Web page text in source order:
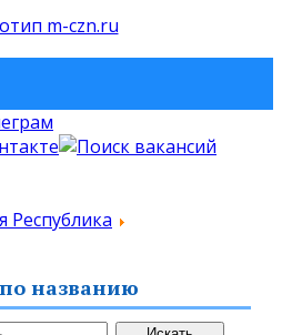
Республика
названию